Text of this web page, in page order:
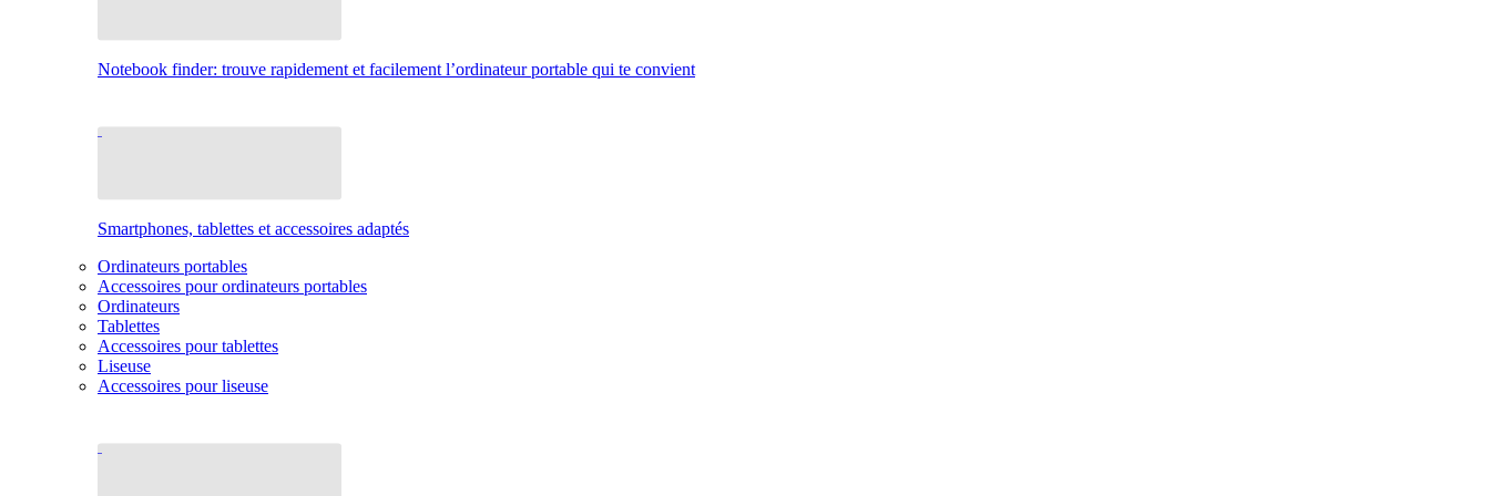
Notebook finder: trouve rapidement et facilement l’ordinateur portable qui te convient
Smartphones, tablettes et accessoires adaptés
Ordinateurs portables
Accessoires pour ordinateurs portables
Ordinateurs
Tablettes
Accessoires pour tablettes
Liseuse
Accessoires pour liseuse